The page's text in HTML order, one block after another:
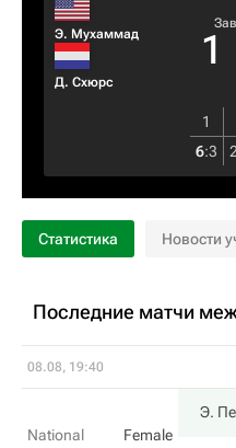
Э. Мухаммад
Д. Схюрс
1
1
6:3 2
Статистика Новости
Последние матчи
08.08, 19:40
National
Female
Э.